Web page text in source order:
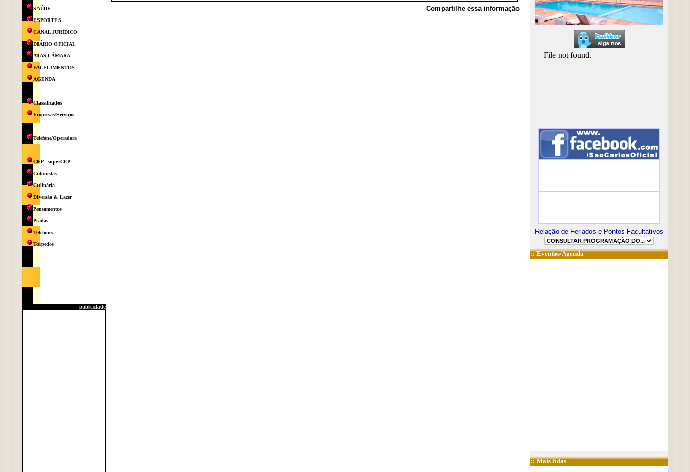
SAÚDE
ESPORTES
CANAL JURÍDICO
DIÁRIO OFICIAL
ATAS CÂMARA
FALECIMENTOS
AGENDA
Classificados
Empresas/Serviços
Telefone/Operadora
CEP - superCEP
Colunistas
Culinária
Diversão & Lazer
Pensamentos
Piadas
Telefones
Torpedos
publicidade
Compartilhe essa informação
Relação de Feriados e Pontos Facultativos
::Eventos/Agenda
:: Mais lidas